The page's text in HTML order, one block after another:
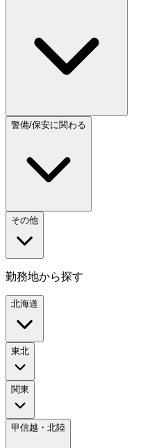
警備/保安に関わる
その他
勤務地から探す
北海道
東北
関東
甲信越・北陸